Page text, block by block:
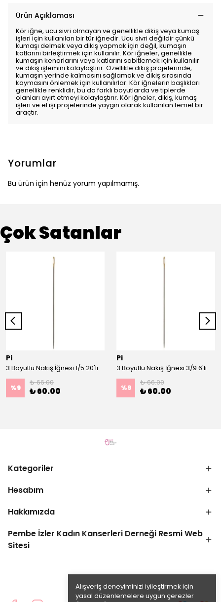
Alışveriş deneyiminizi iyileştirmek için
yasal düzenlemelere uygun çerezler
Ürün Açıklaması
Kör iğne, ucu sivri olmayan ve genellikle dikiş veya kumaş
işleri için kullanılan bir tür iğnedir. Ucu sivri değildir çünkü
kumaşı delmek veya dikiş yapmak için değil, kumaşın
katlarını birleştirmek için kullanılır. Kör iğneler, genellikle
kumaşın kenarlarını veya katlarını sabitlemek için kullanılır
ve dikiş işlemini kolaylaştırır. Özellikle dikiş projelerinde,
kumaşın yerinde kalmasını sağlamak ve dikiş sırasında
kaymasını önlemek için kullanılırlar. Kör iğnelerin başlıkları
genellikle renklidir, bu da farklı boyutlarda ve tiplerde
olanları ayırt etmeyi kolaylaştırır. Kör iğneler, dikiş, kumaş
işleri ve el işi projelerinde yaygın olarak kullanılan temel bir
araçtır.
Yorumlar
Bu ürün için henüz yorum yapılmamış.
Çok Satanlar
Pi
3 Boyutlu Nakış İğnesi 1/5 20'li
%9
₺ 66.00
₺ 60.00
Pi
3 Boyutlu Nakış İğnesi 3/9 6'lı
%9
₺ 66.00
₺ 60.00
Kategoriler
Hesabım
Hakkımızda
Pembe İzler Kadın Kanserleri Derneği Resmi Web
Sitesi